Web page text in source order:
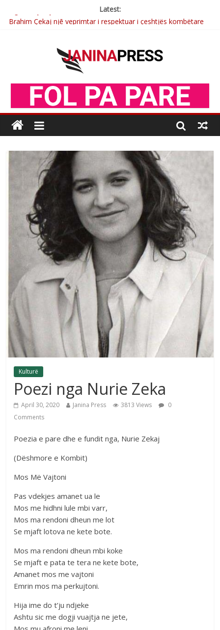
Latest:
Brahim Çekaj njē veprimtar i respektuar i çeshtjës kombëtare
Çlirimtari Agron Gërvalla me takime pune në atdhe të shoqerisë
Mimoza Gjoni artiste e mirëfilltë e këngës shqiptare
Nga Elmije Ajazi e nderuar
Kulturë
Poezi nga Nurie Zeka
April 30, 2020 Janina Press 3813 Views
0
Comments
Poezia e pare dhe e fundit nga, Nurie Zekaj
(Dëshmore e Kombit)
Mos Më Vajtoni
Pas vdekjes amanet ua le
Mos me hidhni lule mbi varr,
Mos ma rendoni dheun me lot
Se mjaft lotova ne kete bote.
Mos ma rendoni dheun mbi koke
Se mjaft e pata te tera ne kete bote,
Amanet mos me vajtoni
Emrin mos ma perkujtoni.
Hija ime do t’ju ndjeke
Ashtu sic me dogji vuajtja ne jete,